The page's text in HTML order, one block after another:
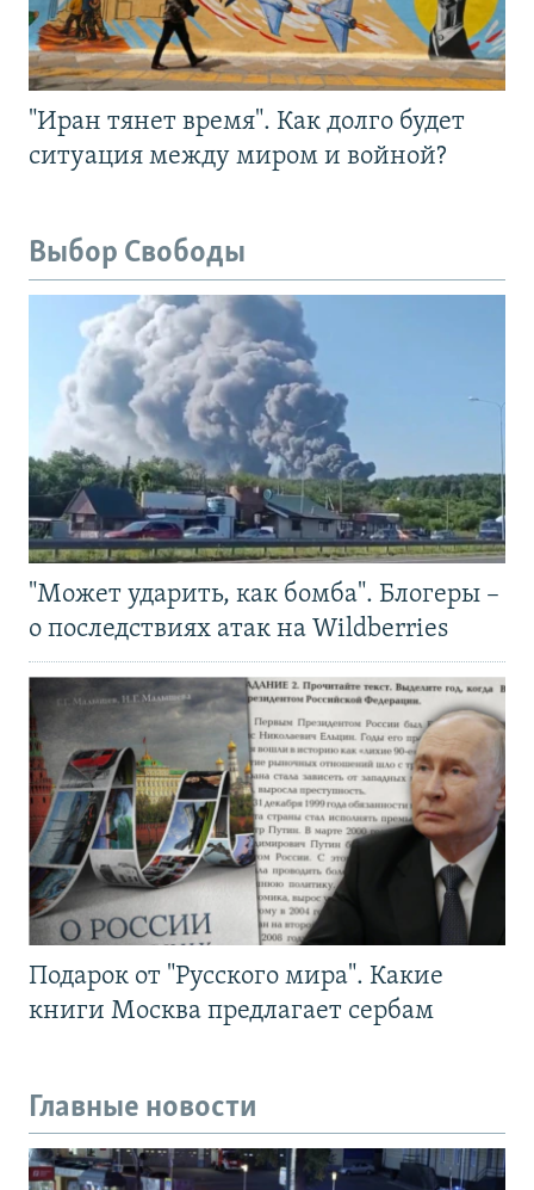
"Иран тянет время". Как долго будет
ситуация между миром и войной?
Выбор Свободы
"Может ударить, как бомба". Блогеры –
о последствиях атак на Wildberries
Подарок от "Русского мира". Какие
книги Москва предлагает сербам
Главные новости